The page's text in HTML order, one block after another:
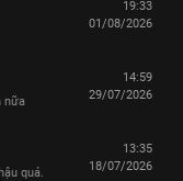
19:33
01/08/2026
nữa
14:59
29/07/2026
quá.
13:35
18/07/2026